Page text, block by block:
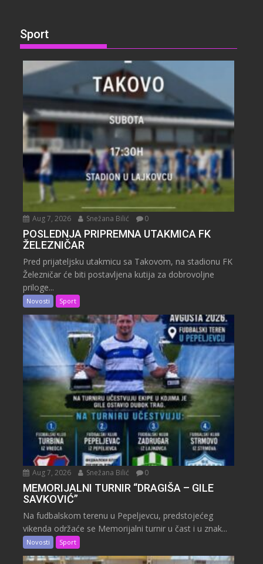
Sport
Aug 7, 2026 Snežana Bilić 0
POSLEDNJA PRIPREMNA UTAKMICA FK
ŽELEZNIČAR
Pred prijateljsku utakmicu sa Takovom, na stadionu FK
Železničar će biti postavljena kutija za dobrovoljne
priloge...
Novosti Sport
Aug 7, 2026 Snežana Bilić 0
MEMORIJALNI TURNIR “DRAGIŠA – GILE
SAVKOVIĆ”
Na fudbalskom terenu u Pepeljevcu, predstojećeg
vikenda održaće se Memorijalni turnir u čast i u znak...
Novosti Sport